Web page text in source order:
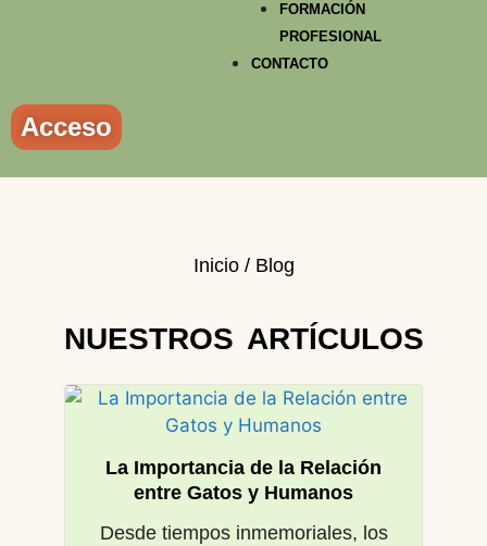
FORMACIÓN
PROFESIONAL
CONTACTO
Acceso
Inicio / Blog
NUESTROS ARTÍCULOS
La Importancia de la Relación
entre Gatos y Humanos
Desde tiempos inmemoriales, los